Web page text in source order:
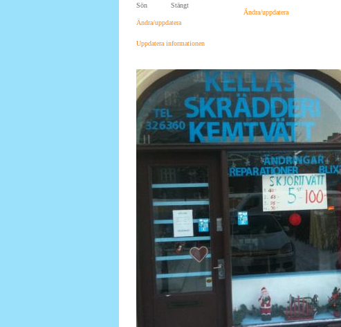
Sön
Stängt
Ändra/uppdatera
Ändra/uppdatera
Uppdatera informationen